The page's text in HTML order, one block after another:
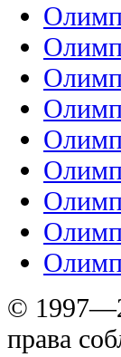
©
права